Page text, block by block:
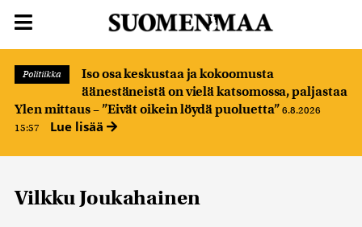
Politiikka
Iso osa keskustaa ja kokoomusta
äänestäneistä on vielä katsomossa, paljastaa
Ylen mittaus – ”Eivät oikein löydä puoluetta” 6.8.2026
15:57
Lue lisää
Vilkku Joukahainen